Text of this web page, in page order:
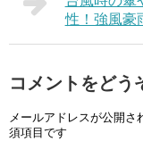
性！強風豪
コメントをどう
メールアドレスが公開さ
須項目です